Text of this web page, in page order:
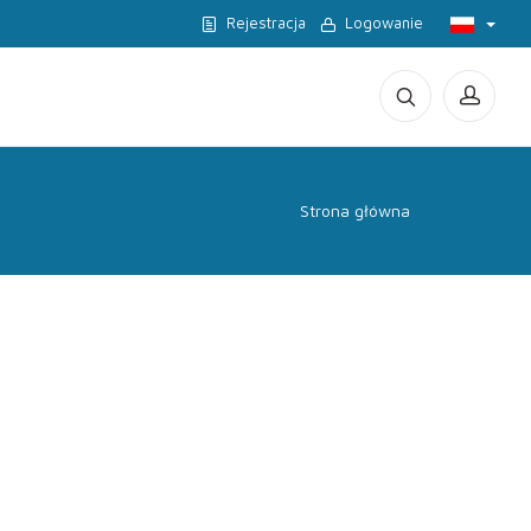
Rejestracja Logowanie
Strona główna